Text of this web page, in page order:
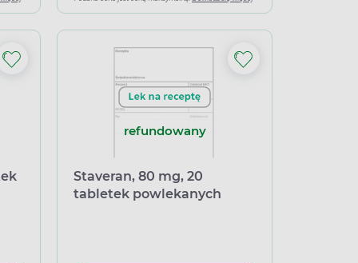
refundowany
Staveran, 80 mg, 20
tabletek powlekanych